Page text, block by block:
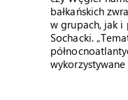
bałkańskich
w grupach, jak i
Sochacki.